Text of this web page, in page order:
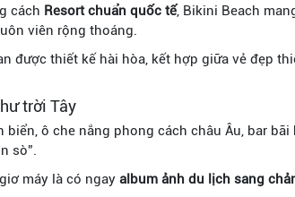
cách Resort chuẩn quốc tế, Bikini Beach
viên rộng thoáng.
được thiết kế hài hòa, kết hợp giữa vẻ đẹp
trời Tây
biển, ô che nắng phong cách châu Âu, bar
sò”.
máy là có ngay album ảnh du lịch sang